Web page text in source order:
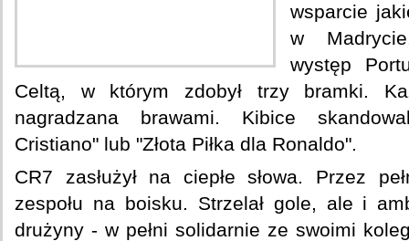
wsparcie
w
występ
Celtą, w którym zdobył trzy bramki.
nagradzana brawami. Kibice
Cristiano" lub "Złota Piłka dla Ronaldo".
CR7 zasłużył na ciepłe słowa. Przez
zespołu na boisku. Strzelał gole, ale i
drużyny - w pełni solidarnie ze swoimi